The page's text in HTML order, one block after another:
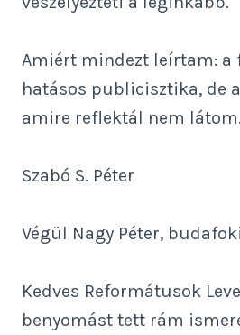
Amiért mindezt leírtam: a
hatásos publicisztika, de
amire reflektál nem látom.
Szabó S. Péter
Végül Nagy Péter,
Kedves Reformátusok
benyomást tett rám